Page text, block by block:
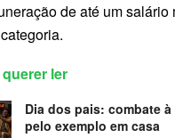
de até um
querer ler
Dia dos pais: combate
pelo exemplo em casa